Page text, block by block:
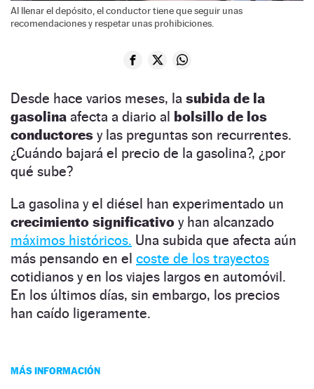
Al llenar el depósito, el conductor tiene que seguir unas
recomendaciones y respetar unas prohibiciones.
Desde hace varios meses, la subida de la
gasolina afecta a diario al bolsillo de los
conductores y las preguntas son recurrentes.
¿Cuándo bajará el precio de la gasolina?, ¿por
qué sube?
La gasolina y el diésel han experimentado un
crecimiento significativo y han alcanzado
máximos históricos. Una subida que afecta aún
más pensando en el coste de los trayectos
cotidianos y en los viajes largos en automóvil.
En los últimos días, sin embargo, los precios
han caído ligeramente.
MÁS INFORMACIÓN